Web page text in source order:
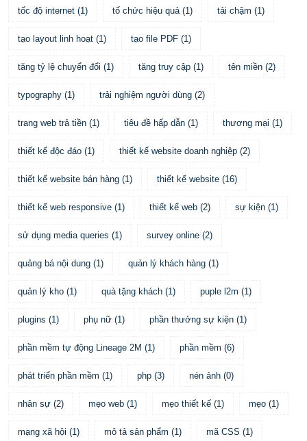
tốc độ internet (1) tố chức hiệu quả (1) tải chậm (1)
tạo layout linh hoạt (1) tạo file PDF (1)
tăng tỷ lệ chuyển đổi (1) tăng truy cập (1) tên miền (2)
typography (1) trải nghiệm người dùng (2)
trang web trả tiền (1) tiêu đề hấp dẫn (1) thương mại (1)
thiết kế độc đáo (1) thiết kế website doanh nghiệp (2)
thiết kế website bán hàng (1) thiết kế website (16)
thiết kế web responsive (1) thiết kế web (2) sự kiện (1)
sử dụng media queries (1) survey online (2)
quảng bá nội dung (1) quản lý khách hàng (1)
quản lý kho (1) quà tặng khách (1) puple l2m (1)
plugins (1) phụ nữ (1) phần thưởng sự kiện (1)
phần mềm tự động Lineage 2M (1) phần mềm (6)
phát triển phần mềm (1) php (3) nén ảnh (0)
nhân sự (2) mẹo web (1) mẹo thiết kế (1) mẹo (1)
mạng xã hội (1) mô tả sản phẩm (1) mã CSS (1)